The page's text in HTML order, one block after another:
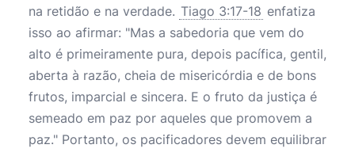
na retidão e na verdade. Tiago 3:17-18 enfatiza
isso ao afirmar: "Mas a sabedoria que vem do
alto é primeiramente pura, depois pacífica, gentil,
aberta à razão, cheia de misericórdia e de bons
frutos, imparcial e sincera. E o fruto da justiça é
semeado em paz por aqueles que promovem a
paz." Portanto, os pacificadores devem equilibrar